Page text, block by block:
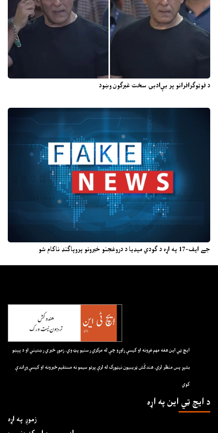
د فوټوګرافرانو پر بې‌ادبۍ سخت غبرګون وښود
جے ایف-17 په اړه د ګودي میډیا د دروغجنو خبرونو پروپاګنډ ناکام شو
ايچ ټي اين هغه مهم غږونه او کيسې راوړو چې له مرکزي رسنيو پټ وي. زموږ خبري رښتيني او د پېښو
بشپړ پس منظر لري. هندکُش ټريبيون نيټورک له لرې پرتو سيمو نه مستقيم خبرونه او کيسې وړاندې
کوي
د ايچ ټي اين په اړه
زموږ په اړه